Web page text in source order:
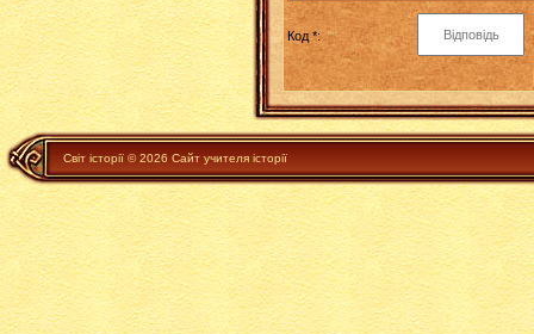
Код *:
Світ історії © 2026 Сайт учителя історії